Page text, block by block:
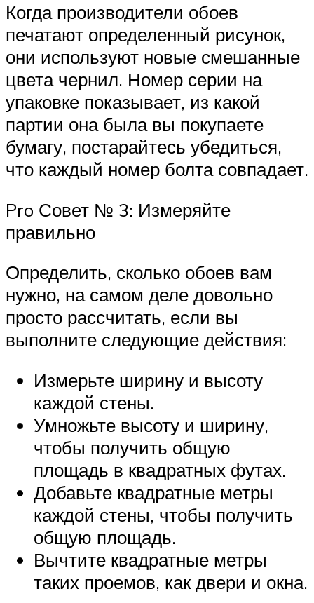
Когда производители обоев
печатают определенный рисунок,
они используют новые смешанные
цвета чернил. Номер серии на
упаковке показывает, из какой
партии она была вы покупаете
бумагу, постарайтесь убедиться,
что каждый номер болта совпадает.
Pro Совет № 3: Измеряйте
правильно
Определить, сколько обоев вам
нужно, на самом деле довольно
просто рассчитать, если вы
выполните следующие действия:
Измерьте ширину и высоту
каждой стены.
Умножьте высоту и ширину,
чтобы получить общую
площадь в квадратных футах.
Добавьте квадратные метры
каждой стены, чтобы получить
общую площадь.
Вычтите квадратные метры
таких проемов, как двери и окна.